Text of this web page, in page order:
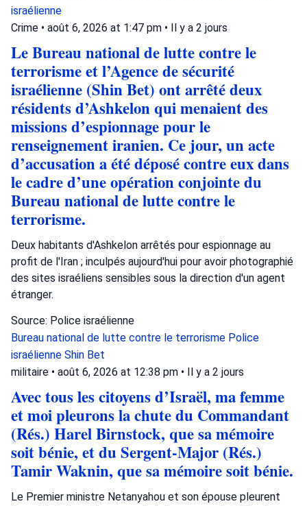
israélienne
Crime • août 6, 2026 at 1:47 pm • Il y a 2 jours
Le Bureau national de lutte contre le
terrorisme et l’Agence de sécurité
israélienne (Shin Bet) ont arrêté deux
résidents d’Ashkelon qui menaient des
missions d’espionnage pour le
renseignement iranien. Ce jour, un acte
d’accusation a été déposé contre eux dans
le cadre d’une opération conjointe du
Bureau national de lutte contre le
terrorisme.
Deux habitants d'Ashkelon arrêtés pour espionnage au
profit de l'Iran ; inculpés aujourd'hui pour avoir photographié
des sites israéliens sensibles sous la direction d'un agent
étranger.
Source: Police israélienne
Bureau national de lutte contre le terrorisme Police
israélienne Shin Bet
militaire • août 6, 2026 at 12:38 pm • Il y a 2 jours
Avec tous les citoyens d’Israël, ma femme
et moi pleurons la chute du Commandant
(Rés.) Harel Birnstock, que sa mémoire
soit bénie, et du Sergent-Major (Rés.)
Tamir Waknin, que sa mémoire soit bénie.
Le Premier ministre Netanyahou et son épouse pleurent